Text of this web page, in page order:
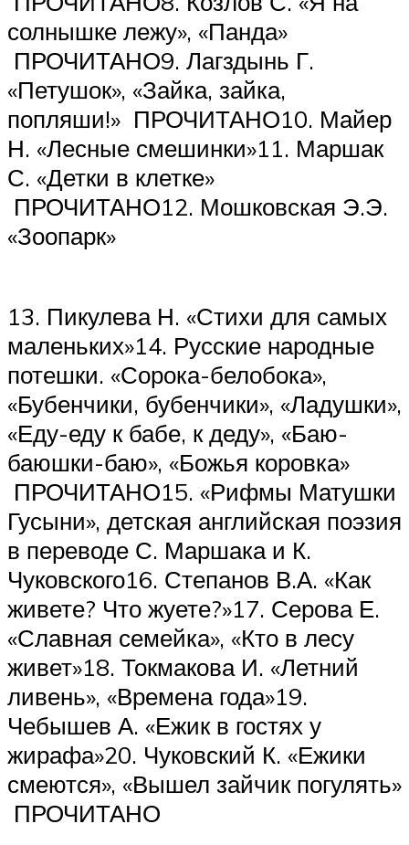
солнышке лежу», «Панда»
ПРОЧИТАНО9. Лагздынь Г.
«Петушок», «Зайка, зайка,
попляши!» ПРОЧИТАНО10. Майер
Н. «Лесные смешинки»11. Маршак
С. «Детки в клетке»
ПРОЧИТАНО12. Мошковская Э.Э.
«Зоопарк»
13. Пикулева Н. «Стихи для самых
маленьких»14. Русские народные
потешки. «Сорока-белобока»,
«Бубенчики, бубенчики», «Ладушки»,
«Еду-еду к бабе, к деду», «Баю-
баюшки-баю», «Божья коровка»
ПРОЧИТАНО15. «Рифмы Матушки
Гусыни», детская английская поэзия
в переводе С. Маршака и К.
Чуковского16. Степанов В.А. «Как
живете? Что жуете?»17. Серова Е.
«Славная семейка», «Кто в лесу
живет»18. Токмакова И. «Летний
ливень», «Времена года»19.
Чебышев А. «Ежик в гостях у
жирафа»20. Чуковский К. «Ежики
смеются», «Вышел зайчик погулять»
ПРОЧИТАНО